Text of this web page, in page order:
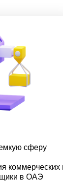
сферу
коммерческих
в ОАЭ